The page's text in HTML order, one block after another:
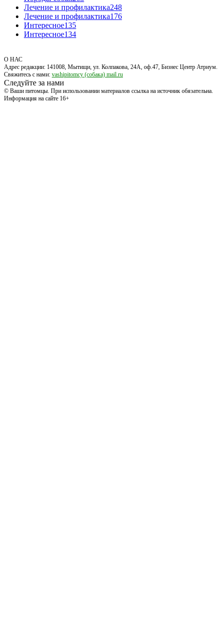
Лечение и профилактика248
Лечение и профилактика176
Интересное135
Интересное134
О НАС
Адрес редакции: 141008, Мытищи, ул. Колпакова, 24А, оф.47, Бизнес Центр Атриум.
Свяжитесь с нами: vashipitomcy (собака) mail.ru
Следуйте за нами
© Ваши питомцы. При использовании материалов ссылка на источник обязательна.
Информация на сайте 16+